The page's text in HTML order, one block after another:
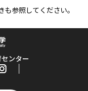
参照してください。
ンター